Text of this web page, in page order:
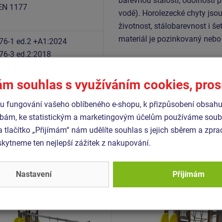
1177
1 ed.2 +A1:2024
3 ed.2:2018
vodě). Horolezecké chyty
životnost, stálobarevnost i
materiál je pozinkovaný nebo
Podobnézboží
hrad UNH1029K -
Herní sestava hrad
souhlas s využíváním cookies,
fungování vašeho oblíbeného e-shopu, k přizpůsobení
ke statistickým a marketingovým účelům používáme
tlačítko „Přijímám“ nám udělíte souhlas s jejich sběrem a
ten nejlepší zážitek z nakupování.
Nastavení Přijímám